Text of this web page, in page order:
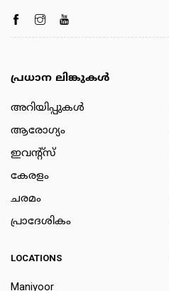
പ്രധാന ലിങ്കുകൾ
അറിയിപ്പുകള്‍
ആരോഗ്യം
ഇവന്റ്സ്
കേരളം
ചരമം
പ്രാദേശികം
LOCATIONS
Maniyoor